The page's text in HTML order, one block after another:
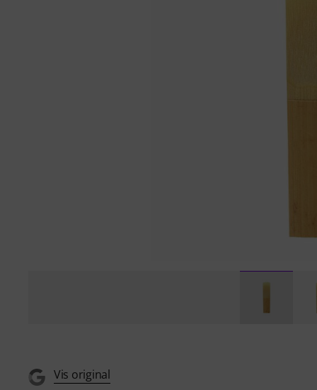
Vis original